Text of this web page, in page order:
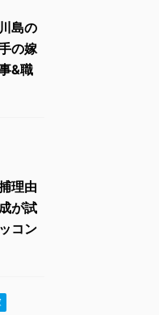
島の
の嫁
&職
理由
が試
コン